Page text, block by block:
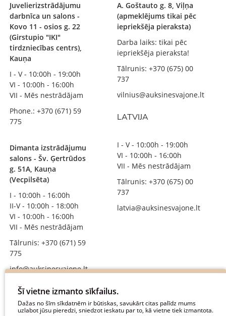
Juvelierizstrādājumu
darbnīca un salons -
Kovo 11 - osios g. 22
(Girstupio "IKI"
tirdzniecības centrs),
Kauņa
I - V - 10:00h - 19:00h
VI - 10:00h - 16:00h
VII - Mēs nestrādājam
Phone.: +370 (671) 59
775
Dimanta izstrādājumu
salons - Šv. Ģertrūdos
g. 51A, Kauņa
(Vecpilsēta)
I - 10:00h - 16:00h
II-V - 10:00h - 18:00h
VI - 10:00h - 16:00h
VII - Mēs nestrādājam
Tālrunis: +370 (671) 59
775
info@auksinesvajone.lt
SEKOJIET MUMS
auksinesvajone
A. Goštauto g. 8, Viļņa
(apmeklējums tikai pēc
iepriekšēja pieraksta)
Darba laiks: tikai pēc
iepriekšēja pieraksta!
Tālrunis: +370 (675) 00
737
vilnius@auksinesvajone.lt
LATVIJA
I - V - 10:00h - 19:00h
VI - 10:00h - 16:00h
VII - Mēs nestrādājam
Tālrunis: +370 (675) 00
737
latvia@auksinesvajone.lt
Šī vietne izmanto sīkfailus.
Dažas no šīm sīkdatnēm ir būtiskas, savukārt citas palīdz mums
uzlabot jūsu pieredzi, sniedzot ieskatu par to, kā vietne tiek izmantota.